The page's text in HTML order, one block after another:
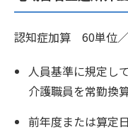
認知症加算 60単位
人員基準に規定し
介護職員を常勤換
前年度または算定